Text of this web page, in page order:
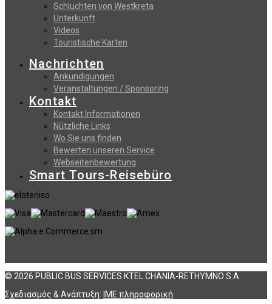
Schluchten von Westkreta
Unterkunft
Videos
Touristische Karten
Nachrichten
Ankündigungen
Veranstaltungen / Sponsoring
Kontakt
Kontakt Informationen
Nützliche Links
Wo Sie uns finden
Bewerten unseren Service
Webseitenbewertung
Smart Tours-Reisebüro
© 2026 PUBLIC BUS SERVICES KTEL CHANIA-RETHYMNO S.A
Σχεδιασμός & Ανάπτυξη: ΙΜΕ πληροφορική